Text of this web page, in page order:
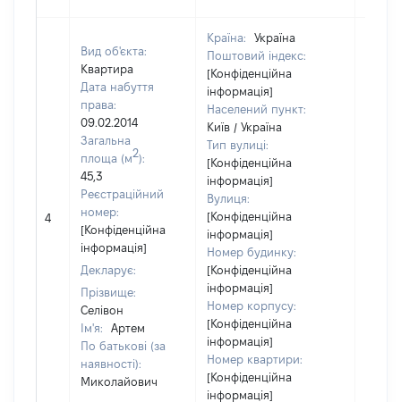
4
Вид об'єкта:
Квартира
Дата набуття
права:
09.02.2014
Загальна
площа (м2):
45,3
Реєстраційний
номер:
[Конфіденційна
інформація]
Декларує:
Прізвище:
Селівон
Ім'я:
Артем
По батькові (за
наявності):
Миколайович
Країна:
Україна
Поштовий індекс:
[Конфіденційна
інформація]
Населений пункт:
Київ / Україна
Тип вулиці:
[Конфіденційна
інформація]
Вулиця:
[Конфіденційна
інформація]
Номер будинку:
[Конфіденційна
інформація]
Номер корпусу:
[Конфіденційна
інформація]
Номер квартири:
[Конфіденційна
інформація]